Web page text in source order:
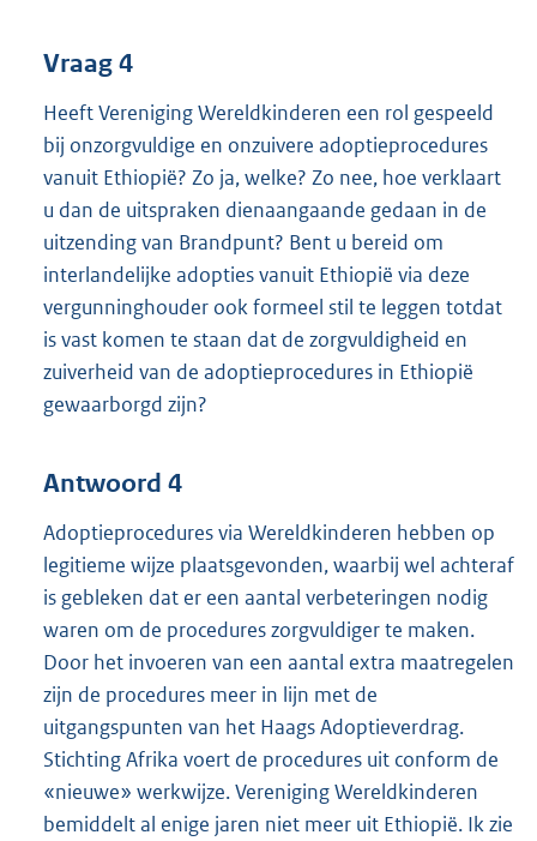
Vraag 4
Heeft Vereniging Wereldkinderen een rol gespeeld
bij onzorgvuldige en onzuivere adoptieprocedures
vanuit Ethiopië? Zo ja, welke? Zo nee, hoe verklaart
u dan de uitspraken dienaangaande gedaan in de
uitzending van Brandpunt? Bent u bereid om
interlandelijke adopties vanuit Ethiopië via deze
vergunninghouder ook formeel stil te leggen totdat
is vast komen te staan dat de zorgvuldigheid en
zuiverheid van de adoptieprocedures in Ethiopië
gewaarborgd zijn?
Antwoord 4
Adoptieprocedures via Wereldkinderen hebben op
legitieme wijze plaatsgevonden, waarbij wel achteraf
is gebleken dat er een aantal verbeteringen nodig
waren om de procedures zorgvuldiger te maken.
Door het invoeren van een aantal extra maatregelen
zijn de procedures meer in lijn met de
uitgangspunten van het Haags Adoptieverdrag.
Stichting Afrika voert de procedures uit conform de
«nieuwe» werkwijze. Vereniging Wereldkinderen
bemiddelt al enige jaren niet meer uit Ethiopië. Ik zie